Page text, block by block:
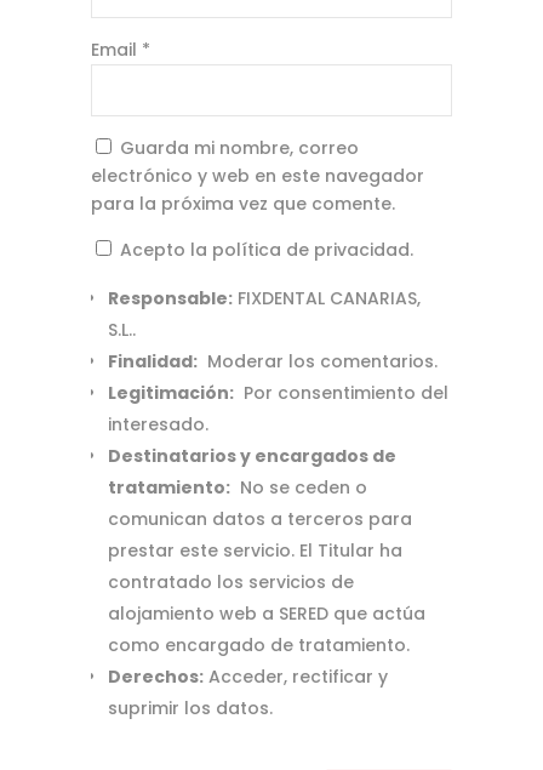
Email *
Guarda mi nombre, correo
electrónico y web en este navegador
para la próxima vez que comente.
Acepto la política de privacidad.
Responsable:FIXDENTAL CANARIAS,
S.L..
Finalidad:Moderar los comentarios.
Legitimación:Por consentimiento del
interesado.
Destinatarios y encargados de
tratamiento:No se ceden o
comunican datos a terceros para
prestar este servicio. El Titular ha
contratado los servicios de
alojamiento web a SERED que actúa
como encargado de tratamiento.
Derechos:Acceder, rectificar y
suprimir los datos.